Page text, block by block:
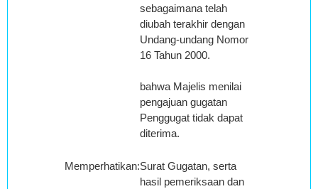
sebagaimana telah
diubah terakhir dengan
Undang-undang Nomor
16 Tahun 2000.
bahwa Majelis menilai
pengajuan gugatan
Penggugat tidak dapat
diterima.
Memperhatikan:Surat Gugatan, serta
hasil pemeriksaan dan